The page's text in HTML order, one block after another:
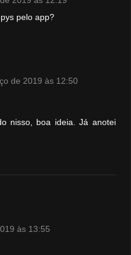
pelo app?
de 2019 às 12:50
nisso, boa ideia. Já anotei
às 13:55